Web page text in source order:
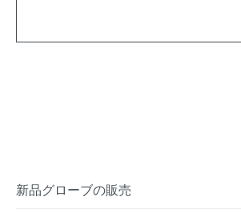
新品グローブの販売